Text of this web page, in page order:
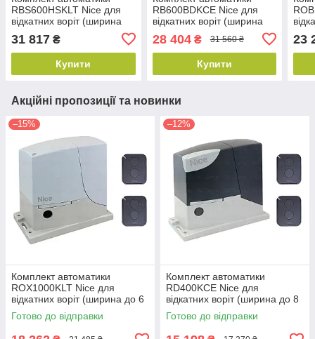
RBS600HSKLT Nice для
відкатних воріт (ширина
31 817 ₴
Купити
RB600BDKCE Nice для
відкатних воріт (ширина
28 404₴ 31 560 ₴
Купити
23
Акційні пропозиції та новинки
–15%
Комплект автоматики
ROX1000KLT Nice для
відкатних воріт (ширина до 6
м)
Готово до відправки
–12%
Комплект автоматики
RD400KCE Nice для
відкатних воріт (ширина до 8
м)
Готово до відправки